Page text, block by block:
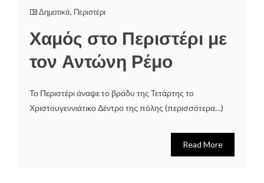
Δημοτικά, Περιστέρι
Χαμός στο Περιστέρι με
τον Αντώνη Ρέμο
Το Περιστέρι άναψε το βράδυ της Τετάρτης το
Χριστουγεννιάτικο Δέντρο της πόλης (περισσότερα…)
Read More